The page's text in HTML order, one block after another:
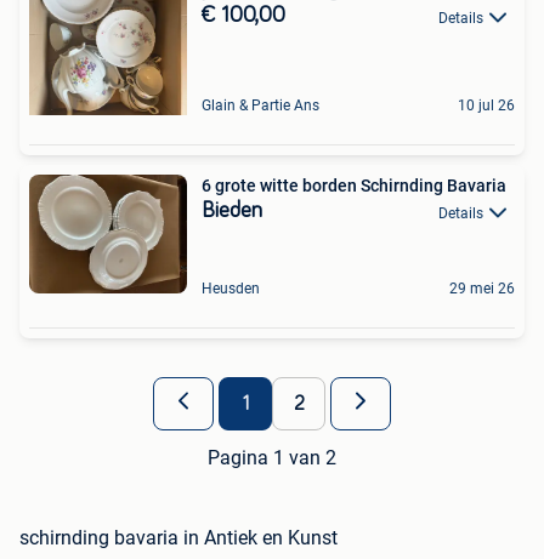
€ 100,00 Details
Glain & Partie Ans 10 jul 26
6 grote witte borden Schirnding Bavaria
Bieden Details
Heusden 29 mei 26
1 2
Pagina 1 van 2
schirnding bavaria in Antiek en Kunst